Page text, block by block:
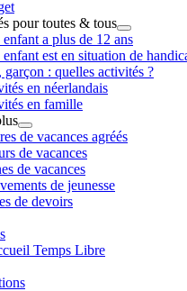
pour toutes & tous
a plus de 12 ans
est en situation de
garçon : quelles activités ?
en néerlandais
en famille
de vacances agréés
de vacances
de vacances
de jeunesse
de devoirs
Temps Libre